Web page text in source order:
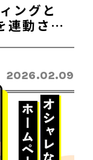
ングと
連動させ
2026.02.09